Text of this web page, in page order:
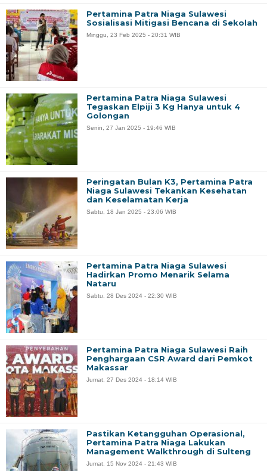
Pertamina Patra Niaga Sulawesi
Sosialisasi Mitigasi Bencana di Sekolah
Minggu, 23 Feb 2025 - 20:31 WIB
Pertamina Patra Niaga Sulawesi
Tegaskan Elpiji 3 Kg Hanya untuk 4
Golongan
Senin, 27 Jan 2025 - 19:46 WIB
Peringatan Bulan K3, Pertamina Patra
Niaga Sulawesi Tekankan Kesehatan
dan Keselamatan Kerja
Sabtu, 18 Jan 2025 - 23:06 WIB
Pertamina Patra Niaga Sulawesi
Hadirkan Promo Menarik Selama
Nataru
Sabtu, 28 Des 2024 - 22:30 WIB
Pertamina Patra Niaga Sulawesi Raih
Penghargaan CSR Award dari Pemkot
Makassar
Jumat, 27 Des 2024 - 18:14 WIB
Pastikan Ketangguhan Operasional,
Pertamina Patra Niaga Lakukan
Management Walkthrough di Sulteng
Jumat, 15 Nov 2024 - 21:43 WIB